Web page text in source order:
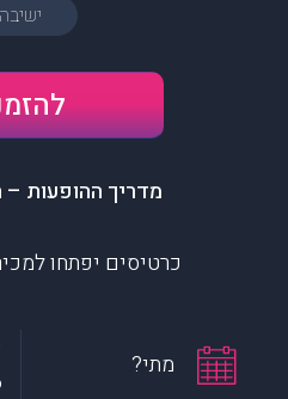
ישיבה
מדריך ההופעות –
כרטיסים יפתחו
מתי?